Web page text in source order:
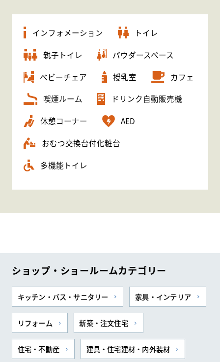
インフォメーション トイレ
親子トイレ パウダースペース
ベビーチェア 授乳室 カフェ
喫煙ルーム ドリンク自動販売機
休憩コーナー AED
おむつ交換台付化粧台
多機能トイレ
ショップ・ショールームカテゴリー
キッチン・バス・サニタリー 家具・インテリア
リフォーム 新築・注文住宅
住宅・不動産 建具・住宅建材・内外装材